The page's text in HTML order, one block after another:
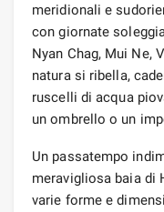
meridionali e
con giornate
Nyan Chag, Mui Ne,
natura si ribella,
ruscelli di acqua
un ombrello o un
Un passatempo
meravigliosa baia di
varie forme e